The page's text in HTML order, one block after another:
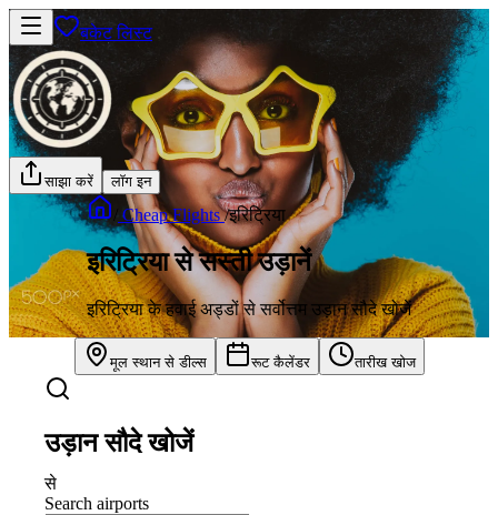
बकेट लिस्ट
साझा करें लॉग इन
/Cheap Flights/इरिट्रिया
इरिट्रिया से सस्ती उड़ानें
इरिट्रिया के हवाई अड्डों से सर्वोत्तम उड़ान सौदे खोजें
मूल स्थान से डील्स रूट कैलेंडर तारीख खोज
उड़ान सौदे खोजें
से
Search airports